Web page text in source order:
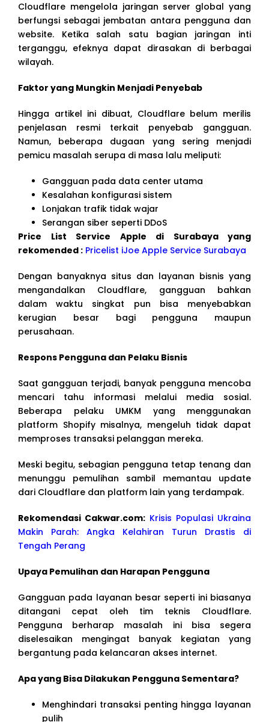
Cloudflare mengelola jaringan server global yang
berfungsi sebagai jembatan antara pengguna dan
website. Ketika salah satu bagian jaringan inti
terganggu, efeknya dapat dirasakan di berbagai
wilayah.
Faktor yang Mungkin Menjadi Penyebab
Hingga artikel ini dibuat, Cloudflare belum merilis
penjelasan resmi terkait penyebab gangguan.
Namun, beberapa dugaan yang sering menjadi
pemicu masalah serupa di masa lalu meliputi:
Gangguan pada data center utama
Kesalahan konfigurasi sistem
Lonjakan trafik tidak wajar
Serangan siber seperti DDoS
Price List Service Apple di Surabaya yang
rekomended : Pricelist iJoe Apple Service Surabaya
Dengan banyaknya situs dan layanan bisnis yang
mengandalkan Cloudflare, gangguan bahkan
dalam waktu singkat pun bisa menyebabkan
kerugian besar bagi pengguna maupun
perusahaan.
Respons Pengguna dan Pelaku Bisnis
Saat gangguan terjadi, banyak pengguna mencoba
mencari tahu informasi melalui media sosial.
Beberapa pelaku UMKM yang menggunakan
platform Shopify misalnya, mengeluh tidak dapat
memproses transaksi pelanggan mereka.
Meski begitu, sebagian pengguna tetap tenang dan
menunggu pemulihan sambil memantau update
dari Cloudflare dan platform lain yang terdampak.
Rekomendasi Cakwar.com: Krisis Populasi Ukraina
Makin Parah: Angka Kelahiran Turun Drastis di
Tengah Perang
Upaya Pemulihan dan Harapan Pengguna
Gangguan pada layanan besar seperti ini biasanya
ditangani cepat oleh tim teknis Cloudflare.
Pengguna berharap masalah ini bisa segera
diselesaikan mengingat banyak kegiatan yang
bergantung pada kelancaran akses internet.
Apa yang Bisa Dilakukan Pengguna Sementara?
Menghindari transaksi penting hingga layanan
pulih